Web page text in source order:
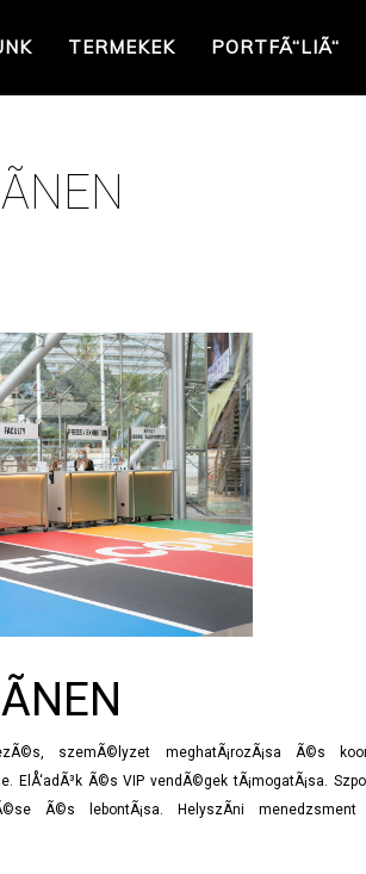
TERMEKEK PORTFÃ“LIÃ“
szemÃ©lyzet meghatÃ¡rozÃ¡sa Ã©s
Ã©s VIP vendÃ©gek tÃ¡mogatÃ¡sa.
Ã©s lebontÃ¡sa. HelyszÃ­ni